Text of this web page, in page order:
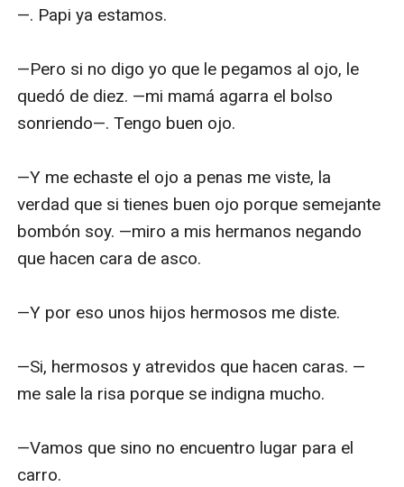
—. Papi ya estamos.
—Pero si no digo yo que le pegamos al ojo, le
quedó de diez. —mi mamá agarra el bolso
sonriendo—. Tengo buen ojo.
—Y me echaste el ojo a penas me viste, la
verdad que si tienes buen ojo porque semejante
bombón soy. —miro a mis hermanos negando
que hacen cara de asco.
—Y por eso unos hijos hermosos me diste.
—Si, hermosos y atrevidos que hacen caras. —
me sale la risa porque se indigna mucho.
—Vamos que sino no encuentro lugar para el
carro.